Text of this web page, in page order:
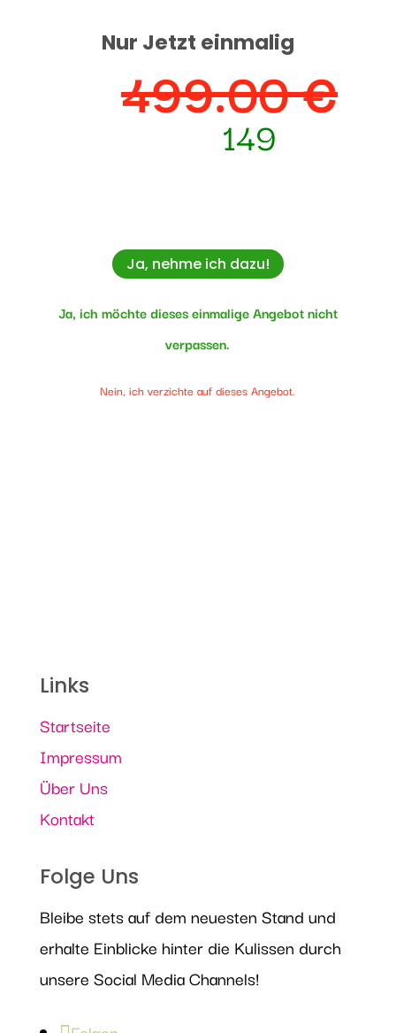
Nur Jetzt einmalig
499.00 €
149
Ja, nehme ich dazu!
Ja, ich möchte dieses einmalige Angebot nicht
verpassen.
Nein, ich verzichte auf dieses Angebot.
Links
Startseite
Impressum
Über Uns
Kontakt
Folge Uns
Bleibe stets auf dem neuesten Stand und
erhalte Einblicke hinter die Kulissen durch
unsere Social Media Channels!